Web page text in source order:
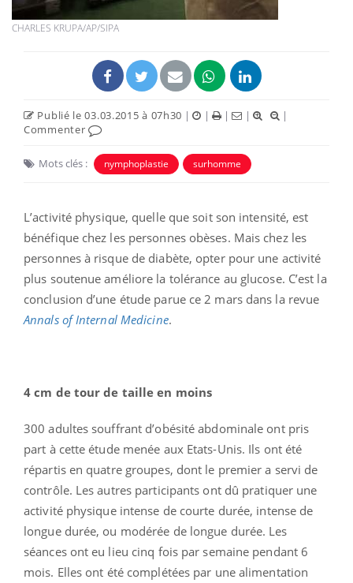
CHARLES KRUPA/AP/SIPA
Publié le 03.03.2015 à 07h30 | | | |
|
Commenter
Mots clés : nymphoplastie surhomme
L’activité physique, quelle que soit son intensité, est
bénéfique chez les personnes obèses. Mais chez les
personnes à risque de diabète, opter pour une activité
plus soutenue améliore la tolérance au glucose. C’est la
conclusion d’une étude parue ce 2 mars dans la revue
Annals of Internal Medicine.
4 cm de tour de taille en moins
300 adultes souffrant d’obésité abdominale ont pris
part à cette étude menée aux Etats-Unis. Ils ont été
répartis en quatre groupes, dont le premier a servi de
contrôle. Les autres participants ont dû pratiquer une
activité physique intense de courte durée, intense de
longue durée, ou modérée de longue durée. Les
séances ont eu lieu cinq fois par semaine pendant 6
mois. Elles ont été complétées par une alimentation